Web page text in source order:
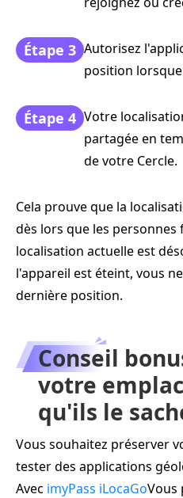
Étape 3 Autorisez
position
Étape 4 Votre
partagée en
de votre Cercle.
Cela prouve que la
dès lors que les
localisation actuelle est
l'appareil est éteint, vous
dernière position.
Conseil
votre
qu'ils le
Vous souhaitez préserver
tester des applications
Avec imyPass iLocaGoVous